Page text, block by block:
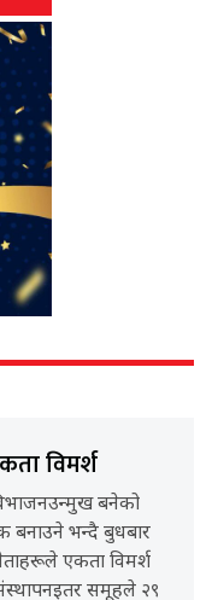
विमर्श
बनेको
बनाउने भन्दै बुधबार
एकता विमर्श
समूहले २९